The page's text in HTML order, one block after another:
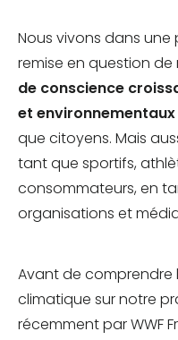
Nous vivons dans
remise en question
de conscience
et
que citoyens. Mais
tant que sportifs,
consommateurs, en
organisations et
Avant de
climatique sur notre
récemment par WWF